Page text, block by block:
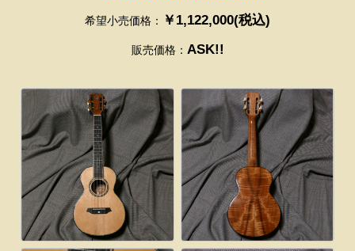
希望小売価格： ￥1,122,000(税込)
販売価格： ASK!!